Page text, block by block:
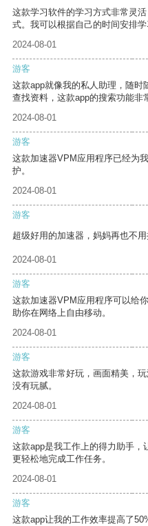
这款学习软件的学习方式非常灵
式。我可以根据自己的时间安排学
2024-08-01
游客
这款app就像我的私人助理，随
查找资料，这款app的搜索功能非
2024-08-01
游客
这款加速器VPM应用程序已经为
护。
2024-08-01
游客
超级好用的加速器，妈妈再也不用
2024-08-01
游客
这款加速器VPM应用程序可以给
助你在网络上自由移动。
2024-08-01
游客
这款游戏非常好玩，画面精美，
没有玩腻。
2024-08-01
游客
这款app是我工作上的得力助手，
更轻松地完成工作任务。
2024-08-01
游客
这款app让我的工作效率提高了